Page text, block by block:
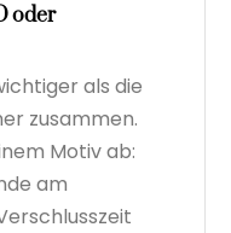
oder
als die
zusammen.
Motiv ab:
am